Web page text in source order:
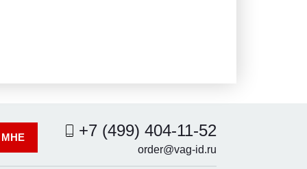
МНЕ +7 (499) 404-11-52
order@vag-id.ru